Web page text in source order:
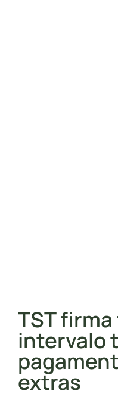
TST
intervalo
extras